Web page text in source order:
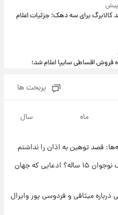
کالابرگ برای سه دهک؛ جزئیات اعلام
فروش اقساطی سایپا اعلام شد؛
طلا فردا
پربحث ها
ماه سال
قصد توهین به اذان را نداشتم
راز طول عمر انسان در دستان یک نوجوان ۱۵ ساله؟ ادعایی که جهان
میثاقی و فردوسی پور وایرال